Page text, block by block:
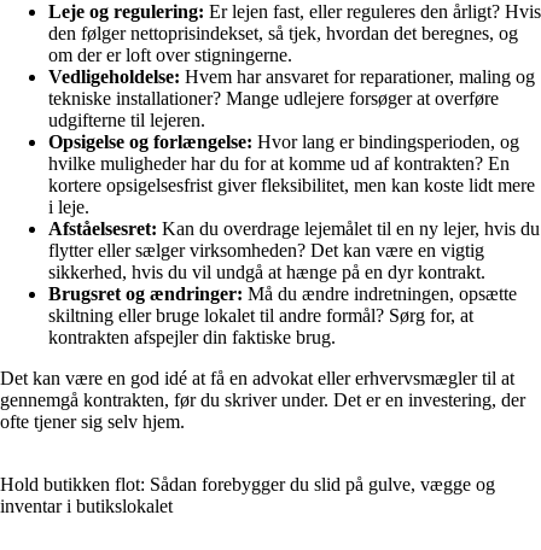
Leje og regulering: Er lejen fast, eller reguleres den årligt? Hvis
den følger nettoprisindekset, så tjek, hvordan det beregnes, og
om der er loft over stigningerne.
Vedligeholdelse: Hvem har ansvaret for reparationer, maling og
tekniske installationer? Mange udlejere forsøger at overføre
udgifterne til lejeren.
Opsigelse og forlængelse: Hvor lang er bindingsperioden, og
hvilke muligheder har du for at komme ud af kontrakten? En
kortere opsigelsesfrist giver fleksibilitet, men kan koste lidt mere
i leje.
Afståelsesret: Kan du overdrage lejemålet til en ny lejer, hvis du
flytter eller sælger virksomheden? Det kan være en vigtig
sikkerhed, hvis du vil undgå at hænge på en dyr kontrakt.
Brugsret og ændringer: Må du ændre indretningen, opsætte
skiltning eller bruge lokalet til andre formål? Sørg for, at
kontrakten afspejler din faktiske brug.
Det kan være en god idé at få en advokat eller erhvervsmægler til at
gennemgå kontrakten, før du skriver under. Det er en investering, der
ofte tjener sig selv hjem.
Hold butikken flot: Sådan forebygger du slid på gulve, vægge og
inventar i butikslokalet